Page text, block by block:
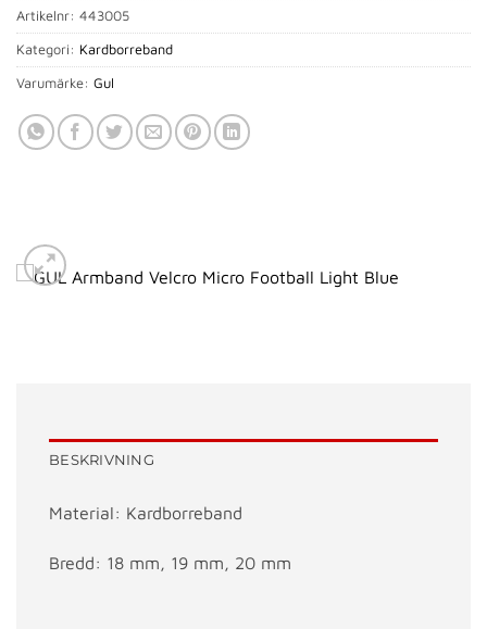
Artikelnr: 443005
Kategori: Kardborreband
Varumärke: Gul
BESKRIVNING
Material: Kardborreband
Bredd: 18 mm, 19 mm, 20 mm